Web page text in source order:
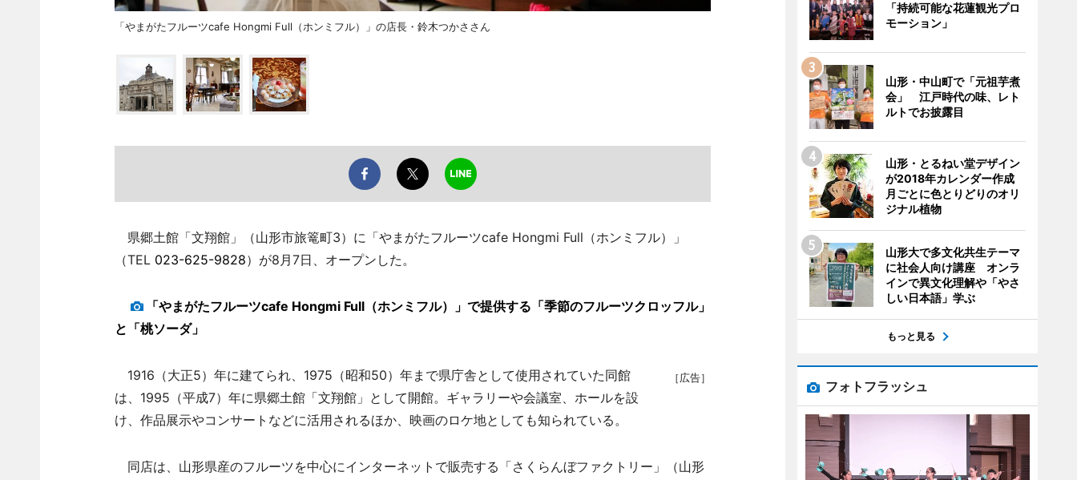
「やまがたフルーツcafe Hongmi Full（ホンミフル）」の店長・鈴木つかささん
県郷土館「文翔館」（山形市旅篭町3）に「やまがたフルーツcafe Hongmi Full（ホンミフル）」
（TEL 023-625-9828）が8月7日、オープンした。
「やまがたフルーツcafe Hongmi Full（ホンミフル）」で提供する「季節のフルーツクロッフル」
と「桃ソーダ」
［広告］
1916（大正5）年に建てられ、1975（昭和50）年まで県庁舎として使用されていた同館
は、1995（平成7）年に県郷土館「文翔館」として開館。ギャラリーや会議室、ホールを設
け、作品展示やコンサートなどに活用されるほか、映画のロケ地としても知られている。
同店は、山形県産のフルーツを中心にインターネットで販売する「さくらんぼファクトリー」（山形
「持続可能な花蓮観光プロ
モーション」
山形・中山町で「元祖芋煮
会」 江戸時代の味、レト
ルトでお披露目
山形・とるねい堂デザイン
が2018年カレンダー作成
月ごとに色とりどりのオリ
ジナル植物
山形大で多文化共生テーマ
に社会人向け講座 オンラ
インで異文化理解や「やさ
しい日本語」学ぶ
もっと見る
フォトフラッシュ